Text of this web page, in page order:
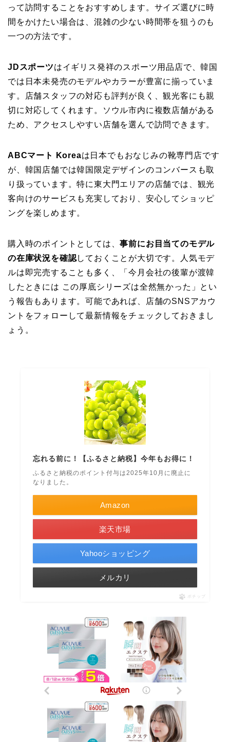
って訪問することをおすすめします。サイズ選びに時
間をかけたい場合は、混雑の少ない時間帯を狙うのも
一つの方法です。
JDスポーツはイギリス発祥のスポーツ用品店で、韓国
では日本未発売のモデルやカラーが豊富に揃っていま
す。店舗スタッフの対応も評判が良く、観光客にも親
切に対応してくれます。ソウル市内に複数店舗がある
ため、アクセスしやすい店舗を選んで訪問できます。
ABCマート Koreaは日本でもおなじみの靴専門店です
が、韓国店舗では韓国限定デザインのコンバースも取
り扱っています。特に東大門エリアの店舗では、観光
客向けのサービスも充実しており、安心してショッピ
ングを楽しめます。
購入時のポイントとしては、事前にお目当てのモデル
の在庫状況を確認しておくことが大切です。人気モデ
ルは即完売することも多く、「今月会社の後輩が渡韓
したときには この厚底シリーズは全然無かった」とい
う報告もあります。可能であれば、店舗のSNSアカウ
ントをフォローして最新情報をチェックしておきまし
ょう。
忘れる前に！【ふるさと納税】今年もお得に！
ふるさと納税のポイント付与は2025年10月に廃止に
なりました。
Amazon
楽天市場
Yahooショッピング
メルカリ
ポチップ